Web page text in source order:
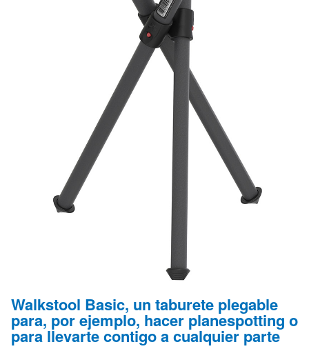
Walkstool Basic, un taburete plegable
para, por ejemplo, hacer planespotting o
para llevarte contigo a cualquier parte